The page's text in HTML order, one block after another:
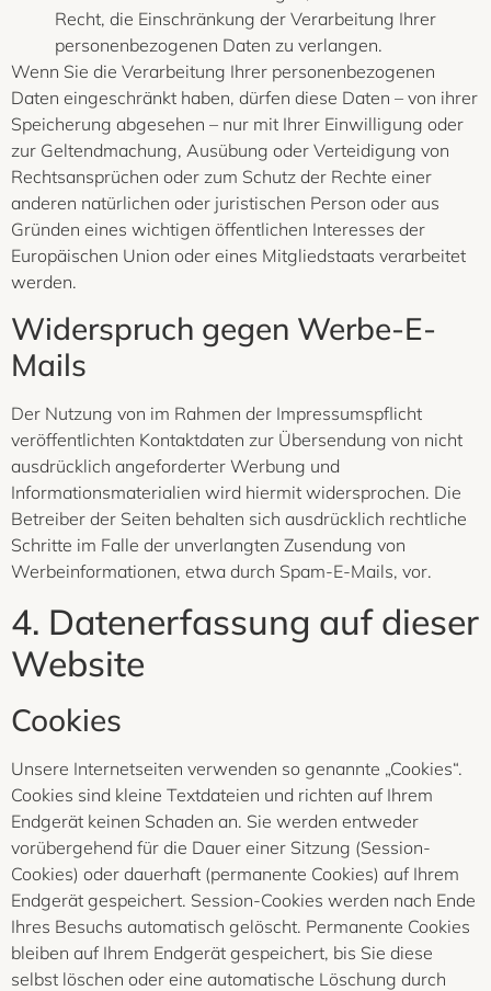
Recht, die Einschränkung der Verarbeitung Ihrer
personenbezogenen Daten zu verlangen.
Wenn Sie die Verarbeitung Ihrer personenbezogenen
Daten eingeschränkt haben, dürfen diese Daten – von ihrer
Speicherung abgesehen – nur mit Ihrer Einwilligung oder
zur Geltendmachung, Ausübung oder Verteidigung von
Rechtsansprüchen oder zum Schutz der Rechte einer
anderen natürlichen oder juristischen Person oder aus
Gründen eines wichtigen öffentlichen Interesses der
Europäischen Union oder eines Mitgliedstaats verarbeitet
werden.
Widerspruch gegen Werbe-E-
Mails
Der Nutzung von im Rahmen der Impressumspflicht
veröffentlichten Kontaktdaten zur Übersendung von nicht
ausdrücklich angeforderter Werbung und
Informationsmaterialien wird hiermit widersprochen. Die
Betreiber der Seiten behalten sich ausdrücklich rechtliche
Schritte im Falle der unverlangten Zusendung von
Werbeinformationen, etwa durch Spam-E-Mails, vor.
4. Datenerfassung auf dieser
Website
Cookies
Unsere Internetseiten verwenden so genannte „Cookies“.
Cookies sind kleine Textdateien und richten auf Ihrem
Endgerät keinen Schaden an. Sie werden entweder
vorübergehend für die Dauer einer Sitzung (Session-
Cookies) oder dauerhaft (permanente Cookies) auf Ihrem
Endgerät gespeichert. Session-Cookies werden nach Ende
Ihres Besuchs automatisch gelöscht. Permanente Cookies
bleiben auf Ihrem Endgerät gespeichert, bis Sie diese
selbst löschen oder eine automatische Löschung durch